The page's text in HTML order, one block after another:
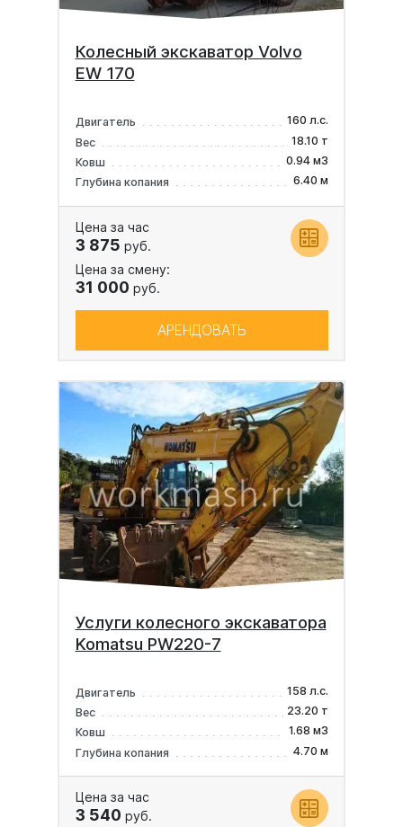
Колесный экскаватор Volvo
EW 170
Двигатель
160 л.с.
Вес
18.10 т
Ковш
0.94 м3
Глубина копания
6.40 м
Цена за час
3 875 руб.
Цена за смену:
31 000 руб.
АРЕНДОВАТЬ
Услуги колесного экскаватора
Komatsu PW220-7
Двигатель
158 л.с.
Вес
23.20 т
Ковш
1.68 м3
Глубина копания
4.70 м
Цена за час
3 540 руб.